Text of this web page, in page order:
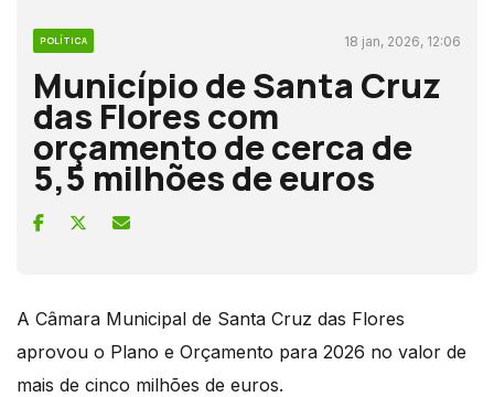
POLÍTICA 18 jan, 2026, 12:06
Município de Santa Cruz
das Flores com
orçamento de cerca de
5,5 milhões de euros
A Câmara Municipal de Santa Cruz das Flores
aprovou o Plano e Orçamento para 2026 no valor de
mais de cinco milhões de euros.